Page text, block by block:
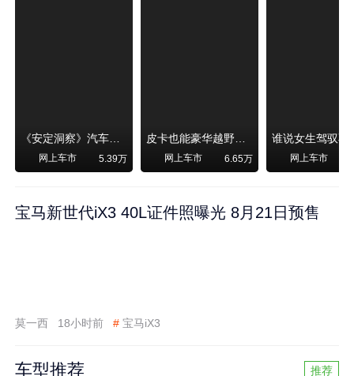
《安定洞察》汽车烧不烧油，和石油安全无关！
网上车市 5.39万
皮卡也能豪华越野！纵横F700上市，限时卖29.99万起
网上车市 6.65万 网上车市
宝马新世代iX3 40L证件照曝光 8月21日预售
莫一西 18小时前 # 宝马iX3
车型推荐 推荐